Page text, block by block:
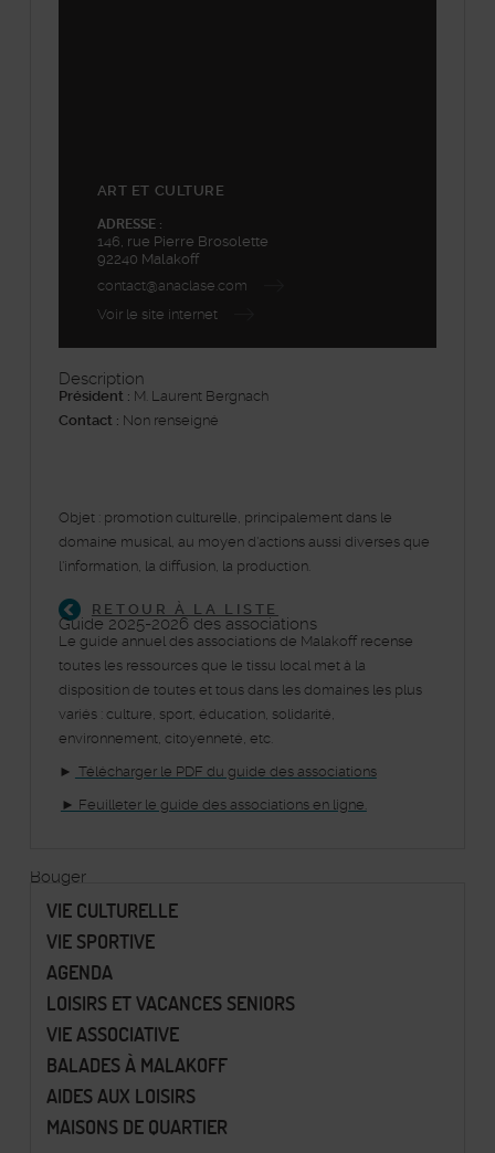
ART ET CULTURE
ADRESSE :
146, rue Pierre Brosolette
92240 Malakoff
contact@anaclase.com
Voir le site internet
Description
Président : M. Laurent Bergnach
Contact : Non renseigné
Objet : promotion culturelle, principalement dans le
domaine musical, au moyen d'actions aussi diverses que
l'information, la diffusion, la production.
RETOUR À LA LISTE
Guide 2025-2026 des associations
Le guide annuel des associations de Malakoff recense
toutes les ressources que le tissu local met à la
disposition de toutes et tous dans les domaines les plus
variés : culture, sport, éducation, solidarité,
environnement, citoyenneté, etc.
► Télécharger le PDF du guide des associations
► Feuilleter le guide des associations en ligne.
Bouger
VIE CULTURELLE
VIE SPORTIVE
AGENDA
LOISIRS ET VACANCES SENIORS
VIE ASSOCIATIVE
BALADES À MALAKOFF
AIDES AUX LOISIRS
MAISONS DE QUARTIER